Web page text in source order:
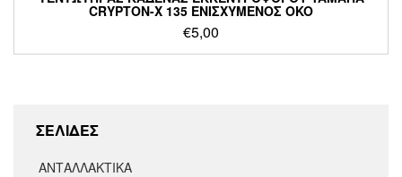
CRYPTON-X 135 ΕΝΙΣΧΥΜΕΝΟΣ OKO
€5,00
ΣΕΛΙΔΕΣ
ΑΝΤΑΛΛΑΚΤΙΚΑ